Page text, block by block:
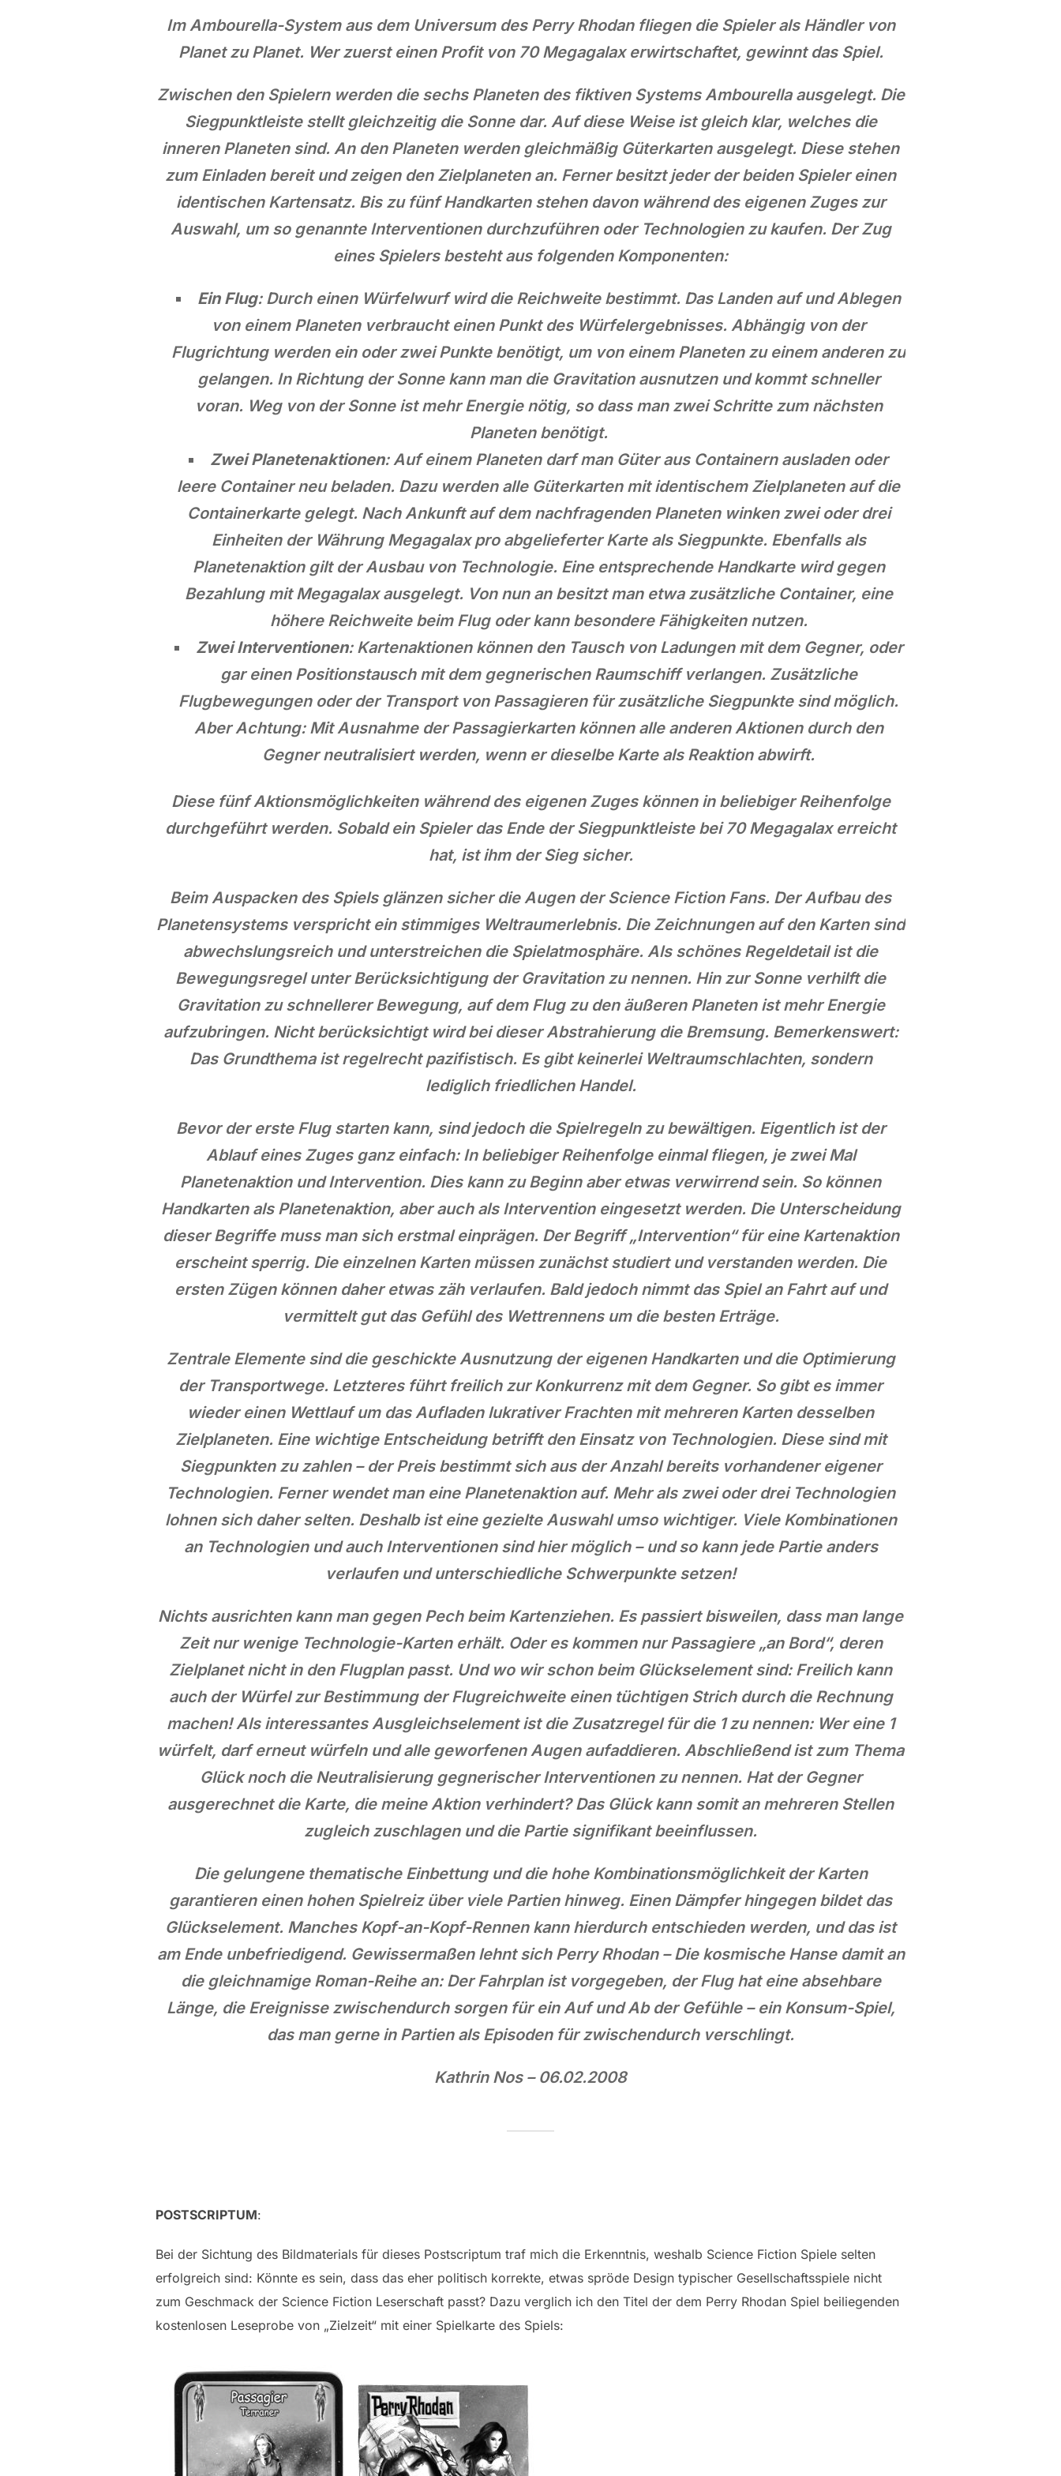
Im Ambourella-System aus dem Universum des Perry Rhodan fliegen die Spieler als Händler von
Planet zu Planet. Wer zuerst einen Profit von 70 Megagalax erwirtschaftet, gewinnt das Spiel.
Zwischen den Spielern werden die sechs Planeten des fiktiven Systems Ambourella ausgelegt. Die
Siegpunktleiste stellt gleichzeitig die Sonne dar. Auf diese Weise ist gleich klar, welches die
inneren Planeten sind. An den Planeten werden gleichmäßig Güterkarten ausgelegt. Diese stehen
zum Einladen bereit und zeigen den Zielplaneten an. Ferner besitzt jeder der beiden Spieler einen
identischen Kartensatz. Bis zu fünf Handkarten stehen davon während des eigenen Zuges zur
Auswahl, um so genannte Interventionen durchzuführen oder Technologien zu kaufen. Der Zug
eines Spielers besteht aus folgenden Komponenten:
Ein Flug: Durch einen Würfelwurf wird die Reichweite bestimmt. Das Landen auf und Ablegen
von einem Planeten verbraucht einen Punkt des Würfelergebnisses. Abhängig von der
Flugrichtung werden ein oder zwei Punkte benötigt, um von einem Planeten zu einem anderen zu
gelangen. In Richtung der Sonne kann man die Gravitation ausnutzen und kommt schneller
voran. Weg von der Sonne ist mehr Energie nötig, so dass man zwei Schritte zum nächsten
Planeten benötigt.
Zwei Planetenaktionen: Auf einem Planeten darf man Güter aus Containern ausladen oder
leere Container neu beladen. Dazu werden alle Güterkarten mit identischem Zielplaneten auf die
Containerkarte gelegt. Nach Ankunft auf dem nachfragenden Planeten winken zwei oder drei
Einheiten der Währung Megagalax pro abgelieferter Karte als Siegpunkte. Ebenfalls als
Planetenaktion gilt der Ausbau von Technologie. Eine entsprechende Handkarte wird gegen
Bezahlung mit Megagalax ausgelegt. Von nun an besitzt man etwa zusätzliche Container, eine
höhere Reichweite beim Flug oder kann besondere Fähigkeiten nutzen.
Zwei Interventionen: Kartenaktionen können den Tausch von Ladungen mit dem Gegner, oder
gar einen Positionstausch mit dem gegnerischen Raumschiff verlangen. Zusätzliche
Flugbewegungen oder der Transport von Passagieren für zusätzliche Siegpunkte sind möglich.
Aber Achtung: Mit Ausnahme der Passagierkarten können alle anderen Aktionen durch den
Gegner neutralisiert werden, wenn er dieselbe Karte als Reaktion abwirft.
Diese fünf Aktionsmöglichkeiten während des eigenen Zuges können in beliebiger Reihenfolge
durchgeführt werden. Sobald ein Spieler das Ende der Siegpunktleiste bei 70 Megagalax erreicht
hat, ist ihm der Sieg sicher.
Beim Auspacken des Spiels glänzen sicher die Augen der Science Fiction Fans. Der Aufbau des
Planetensystems verspricht ein stimmiges Weltraumerlebnis. Die Zeichnungen auf den Karten sind
abwechslungsreich und unterstreichen die Spielatmosphäre. Als schönes Regeldetail ist die
Bewegungsregel unter Berücksichtigung der Gravitation zu nennen. Hin zur Sonne verhilft die
Gravitation zu schnellerer Bewegung, auf dem Flug zu den äußeren Planeten ist mehr Energie
aufzubringen. Nicht berücksichtigt wird bei dieser Abstrahierung die Bremsung. Bemerkenswert:
Das Grundthema ist regelrecht pazifistisch. Es gibt keinerlei Weltraumschlachten, sondern
lediglich friedlichen Handel.
Bevor der erste Flug starten kann, sind jedoch die Spielregeln zu bewältigen. Eigentlich ist der
Ablauf eines Zuges ganz einfach: In beliebiger Reihenfolge einmal fliegen, je zwei Mal
Planetenaktion und Intervention. Dies kann zu Beginn aber etwas verwirrend sein. So können
Handkarten als Planetenaktion, aber auch als Intervention eingesetzt werden. Die Unterscheidung
dieser Begriffe muss man sich erstmal einprägen. Der Begriff „Intervention“ für eine Kartenaktion
erscheint sperrig. Die einzelnen Karten müssen zunächst studiert und verstanden werden. Die
ersten Zügen können daher etwas zäh verlaufen. Bald jedoch nimmt das Spiel an Fahrt auf und
vermittelt gut das Gefühl des Wettrennens um die besten Erträge.
Zentrale Elemente sind die geschickte Ausnutzung der eigenen Handkarten und die Optimierung
der Transportwege. Letzteres führt freilich zur Konkurrenz mit dem Gegner. So gibt es immer
wieder einen Wettlauf um das Aufladen lukrativer Frachten mit mehreren Karten desselben
Zielplaneten. Eine wichtige Entscheidung betrifft den Einsatz von Technologien. Diese sind mit
Siegpunkten zu zahlen – der Preis bestimmt sich aus der Anzahl bereits vorhandener eigener
Technologien. Ferner wendet man eine Planetenaktion auf. Mehr als zwei oder drei Technologien
lohnen sich daher selten. Deshalb ist eine gezielte Auswahl umso wichtiger. Viele Kombinationen
an Technologien und auch Interventionen sind hier möglich – und so kann jede Partie anders
verlaufen und unterschiedliche Schwerpunkte setzen!
Nichts ausrichten kann man gegen Pech beim Kartenziehen. Es passiert bisweilen, dass man lange
Zeit nur wenige Technologie-Karten erhält. Oder es kommen nur Passagiere „an Bord“, deren
Zielplanet nicht in den Flugplan passt. Und wo wir schon beim Glückselement sind: Freilich kann
auch der Würfel zur Bestimmung der Flugreichweite einen tüchtigen Strich durch die Rechnung
machen! Als interessantes Ausgleichselement ist die Zusatzregel für die 1 zu nennen: Wer eine 1
würfelt, darf erneut würfeln und alle geworfenen Augen aufaddieren. Abschließend ist zum Thema
Glück noch die Neutralisierung gegnerischer Interventionen zu nennen. Hat der Gegner
ausgerechnet die Karte, die meine Aktion verhindert? Das Glück kann somit an mehreren Stellen
zugleich zuschlagen und die Partie signifikant beeinflussen.
Die gelungene thematische Einbettung und die hohe Kombinationsmöglichkeit der Karten
garantieren einen hohen Spielreiz über viele Partien hinweg. Einen Dämpfer hingegen bildet das
Glückselement. Manches Kopf-an-Kopf-Rennen kann hierdurch entschieden werden, und das ist
am Ende unbefriedigend. Gewissermaßen lehnt sich Perry Rhodan – Die kosmische Hanse damit an
die gleichnamige Roman-Reihe an: Der Fahrplan ist vorgegeben, der Flug hat eine absehbare
Länge, die Ereignisse zwischendurch sorgen für ein Auf und Ab der Gefühle – ein Konsum-Spiel,
das man gerne in Partien als Episoden für zwischendurch verschlingt.
Kathrin Nos – 06.02.2008
POSTSCRIPTUM:
Bei der Sichtung des Bildmaterials für dieses Postscriptum traf mich die Erkenntnis, weshalb Science Fiction Spiele selten
erfolgreich sind: Könnte es sein, dass das eher politisch korrekte, etwas spröde Design typischer Gesellschaftsspiele nicht
zum Geschmack der Science Fiction Leserschaft passt? Dazu verglich ich den Titel der dem Perry Rhodan Spiel beiliegenden
kostenlosen Leseprobe von „Zielzeit“ mit einer Spielkarte des Spiels: